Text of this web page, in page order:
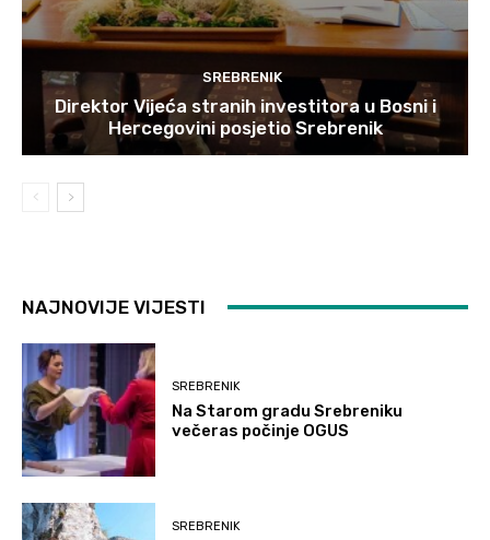
SREBRENIK
Direktor Vijeća stranih investitora u Bosni i
Hercegovini posjetio Srebrenik
NAJNOVIJE VIJESTI
SREBRENIK
Na Starom gradu Srebreniku
večeras počinje OGUS
SREBRENIK